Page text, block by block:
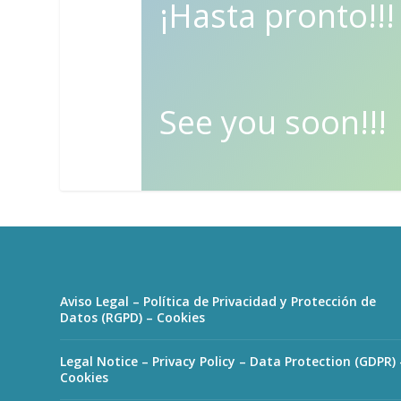
¡Hasta pronto!!!
See you soon!!!
Aviso Legal – Política de Privacidad y Protección de
Datos (RGPD) – Cookies
Legal Notice – Privacy Policy – Data Protection (GDPR)
Cookies